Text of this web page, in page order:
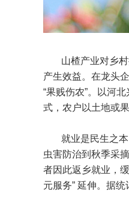
山楂产业对乡
产生效益。在龙头
“果贱伤农”。以河
式，农户以土地或
就业是民生之
虫害防治到秋季采
者因此返乡就业，
元服务” 延伸。据